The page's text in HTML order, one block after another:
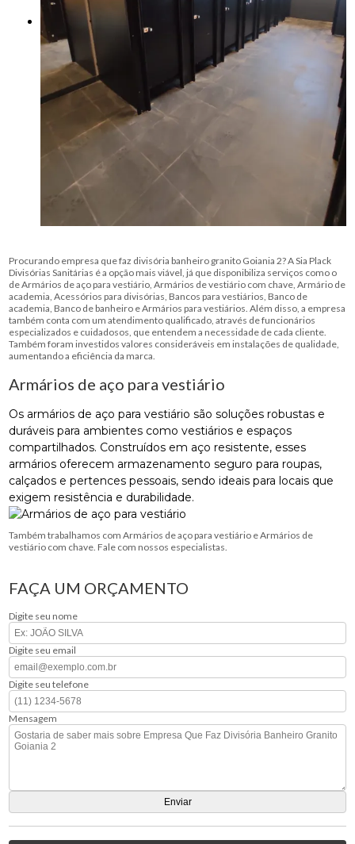
Procurando empresa que faz divisória banheiro granito Goiania 2? A Sia Plack
Divisórias Sanitárias é a opção mais viável, já que disponibiliza serviços como o
de Armários de aço para vestiário, Armários de vestiário com chave, Armário de
academia, Acessórios para divisórias, Bancos para vestiários, Banco de
academia, Banco de banheiro e Armários para vestiários. Além disso, a empresa
também conta com um atendimento qualificado, através de funcionários
especializados e cuidadosos, que entendem a necessidade de cada cliente.
Também foram investidos valores consideráveis em instalações de qualidade,
aumentando a eficiência da marca.
Armários de aço para vestiário
Os armários de aço para vestiário são soluções robustas e
duráveis para ambientes como vestiários e espaços
compartilhados. Construídos em aço resistente, esses
armários oferecem armazenamento seguro para roupas,
calçados e pertences pessoais, sendo ideais para locais que
exigem resistência e durabilidade.
Também trabalhamos com Armários de aço para vestiário e Armários de
vestiário com chave. Fale com nossos especialistas.
FAÇA UM ORÇAMENTO
Digite seu nome
Digite seu email
Digite seu telefone
Mensagem